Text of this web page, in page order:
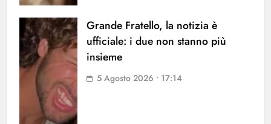
Grande Fratello, la notizia è
ufficiale: i due non stanno più
insieme
5 Agosto 2026 • 17:14